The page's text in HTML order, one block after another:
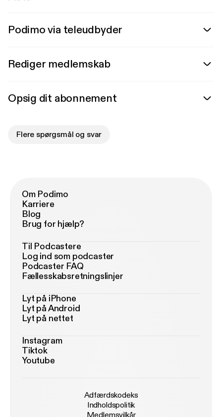
Podimo via teleudbyder
Rediger medlemskab
Opsig dit abonnement
Flere spørgsmål og svar
Om Podimo
Karriere
Blog
Brug for hjælp?
Til Podcastere
Log ind som podcaster
Podcaster FAQ
Fællesskabsretningslinjer
Lyt på iPhone
Lyt på Android
Lyt på nettet
Instagram
Tiktok
Youtube
Adfærdskodeks
Indholdspolitik
Medlemsvilkår